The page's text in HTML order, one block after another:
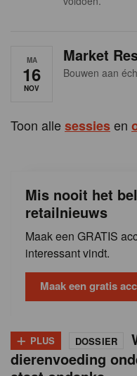
MA
16
NOV
Market
Bouwen aan
Toon allesessiesen
Mis nooit het
retailnieuws
Maak een GRATIS
interessant vindt.
Maak een gratis
+ PLUS DOSSIER
dierenvoeding